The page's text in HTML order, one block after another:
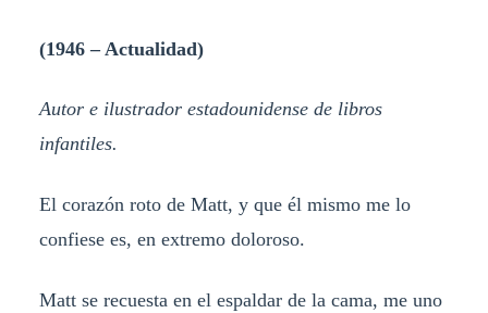
(1946 – Actualidad)
Autor e ilustrador estadounidense de libros
infantiles.
El corazón roto de Matt, y que él mismo me lo
confiese es, en extremo doloroso.
Matt se recuesta en el espaldar de la cama, me uno